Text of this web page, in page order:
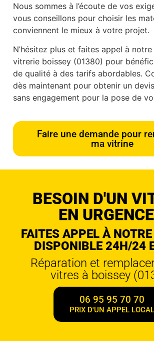
Nous sommes à l’écoute de vos
vous conseillons pour choisir les
conviennent le mieux à votre projet.
N’hésitez plus et faites appel à
vitrerie boissey (01380) pour
de qualité à des tarifs abordables.
dès maintenant pour obtenir un
sans engagement pour la pose de
Faire une demande pour
ma vitrine
BESOIN D'UN
EN
FAITES APPEL À
DISPONIBLE 24H/24
Réparation et
vitres à boissey
06 95 95 70 70
PRIX D'UN APPEL LOCAL